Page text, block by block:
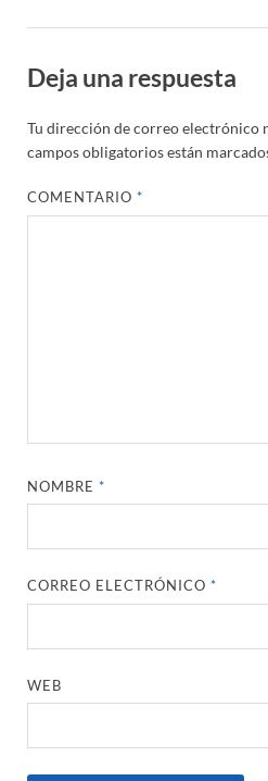
Deja una respuesta
Tu dirección de correo electrónico
campos obligatorios están
COMENTARIO*
NOMBRE*
CORREO ELECTRÓNICO*
WEB